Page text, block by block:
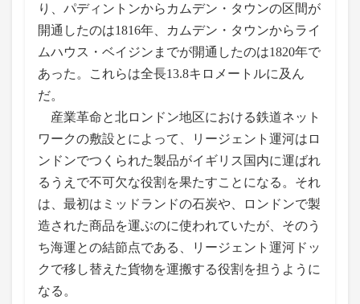
り、パディントンからカムデン・タウンの区間が
開通したのは1816年、カムデン・タウンからライ
ムハウス・ベイジンまでが開通したのは1820年で
あった。これらは全長13.8キロメートルに及ん
だ。
産業革命と北ロンドン地区における鉄道ネット
ワークの敷設とによって、リージェント運河はロ
ンドンでつくられた製品がイギリス国内に運ばれ
るうえで不可欠な役割を果たすことになる。それ
は、最初はミッドランドの石炭や、ロンドンで製
造された商品を運ぶのに使われていたが、そのう
ち海運との結節点である、リージェント運河ドッ
クで移し替えた貨物を運搬する役割を担うように
なる。